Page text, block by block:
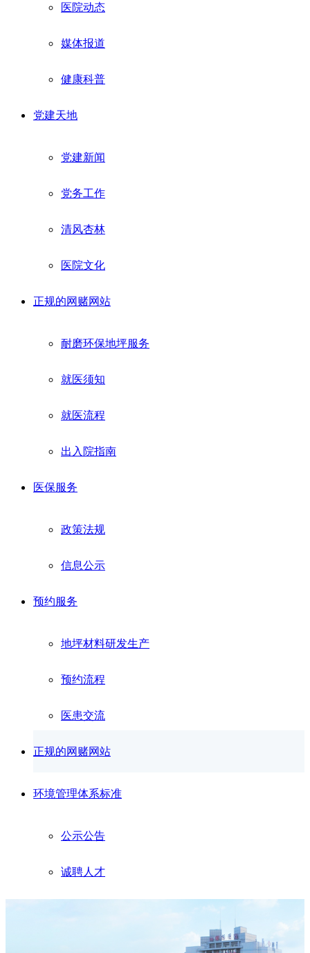
医院动态
媒体报道
健康科普
党建天地
党建新闻
党务工作
清风杏林
医院文化
正规的网赌网站
耐磨环保地坪服务
就医须知
就医流程
出入院指南
医保服务
政策法规
信息公示
预约服务
地坪材料研发生产
预约流程
医患交流
正规的网赌网站
环境管理体系标准
公示公告
诚聘人才